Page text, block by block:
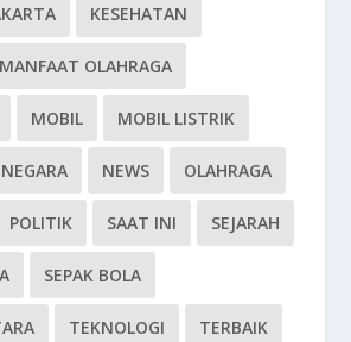
KESEHATAN
MANFAAT OLAHRAGA
MOBIL MOBIL LISTRIK
NEGARA NEWS OLAHRAGA
POLITIK SAAT INI SEJARAH
SEPAK BOLA
TEKNOLOGI TERBAIK